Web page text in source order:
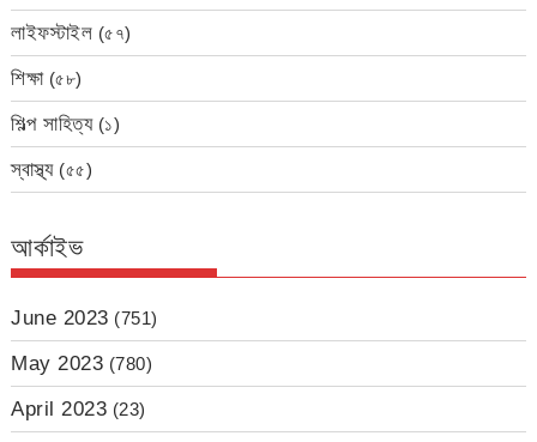
লাইফস্টাইল (৫৭)
শিক্ষা(৫৮)
শিল্প সাহিত্য(১)
স্বাস্থ্য(৫৫)
আর্কাইভ
June 2023 (751)
May 2023 (780)
April 2023 (23)